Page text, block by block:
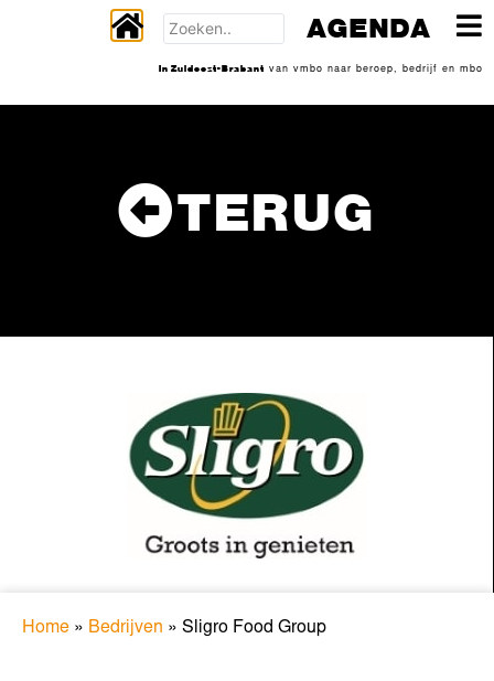
TERUG
Home » Bedrijven » Sligro Food Group
AGENDA
In Zuidoost-Brabant van vmbo naar beroep, bedrijf en mbo